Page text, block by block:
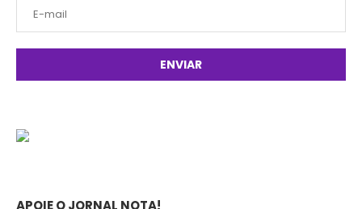
APOIE O JORNAL NOTA!